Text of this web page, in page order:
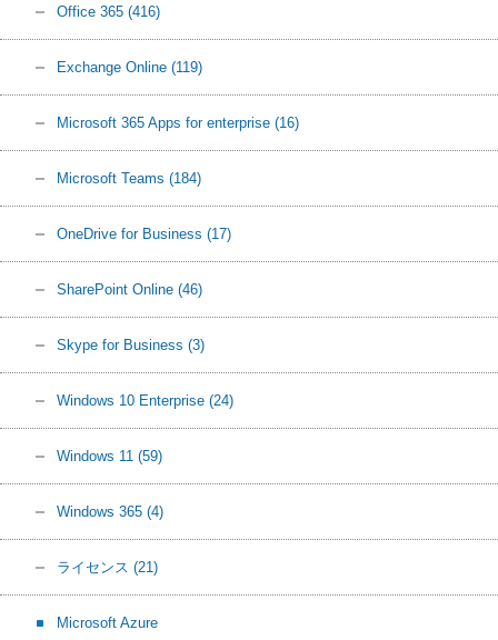
Office 365 (416)
Exchange Online (119)
Microsoft 365 Apps for enterprise (16)
Microsoft Teams (184)
OneDrive for Business (17)
SharePoint Online (46)
Skype for Business (3)
Windows 10 Enterprise (24)
Windows 11 (59)
Windows 365 (4)
ライセンス (21)
Microsoft Azure